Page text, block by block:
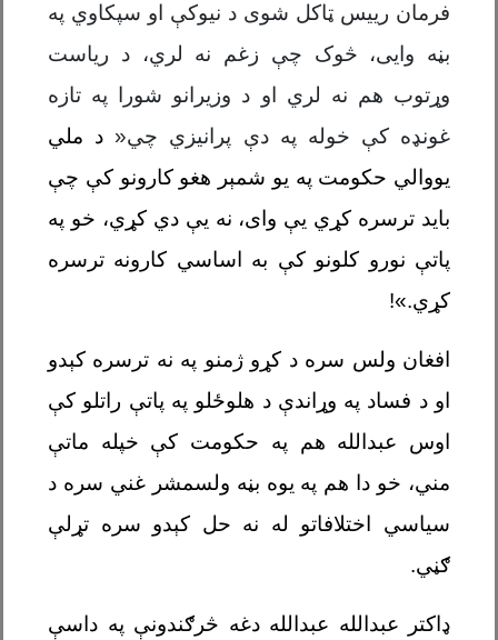
فرمان رییس ټاکل شوی د نیوکې او سپکاوي په
بڼه وايی، څوک چې زغم نه لري، د ریاست
وړتوب هم نه لري او د وزیرانو شورا په تازه
غونډه کې خوله په دې پرانیزي چي« د ملي
يووالي حکومت په يو شمېر هغو کارونو کې چې
بايد ترسره کړي یې وای، نه یې دي کړي، خو په
پاتې نورو کلونو کې به اساسي کارونه ترسره
کړي.»!
افغان ولس سره د کړو ژمنو په نه ترسره کېدو
او د فساد په وړاندې د هلوځلو په پاتې راتلو کې
اوس عبدالله هم په حکومت کې خپله ماتې
مني، خو دا هم په یوه بڼه ولسمشر غني سره د
سیاسي اختلافاتو له نه حل کېدو سره تړلې
ګڼي.
ډاکتر عبدالله عبدالله دغه څرګندونې په داسې